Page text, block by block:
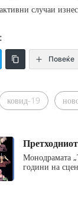
случаи
Повеќе
ковид-19
Монодрамата
години на